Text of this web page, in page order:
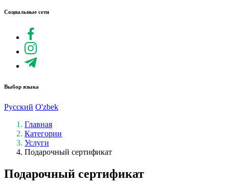
Социальные сети
Выбор языка
Русский O'zbek
Главная
Категории
Услуги
Подарочный сертификат
Подарочный сертификат